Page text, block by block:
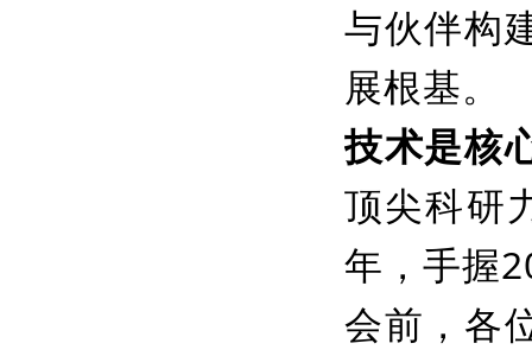
与伙伴构
展根基。
技术是核
顶尖科研
年，手握
会前，各